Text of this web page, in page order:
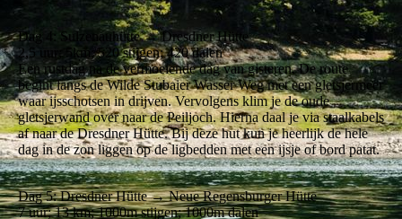
Dag 4: Sulzenauhütte → Dresdner Hütte
2,5 uur; 5km; 520 stijgen; 420 dalen
Een rustdag na de vermoeiende dag van gisteren. De route
begint langs de Wilde Stubaier Wasser Weg met een gletsjermeer
waar ijsschotsen in drijven. Vervolgens klim je de oude
gletsjerwand over naar de Peiljoch. Hierna daal je via staalkabels
af naar de Dresdner Hütte. Bij deze hut kun je heerlijk de hele
dag in de zon liggen op de ligbedden met een ijsje of bord patat.
Dag 5: Dresdner Hütte → Neue Regensburger Hütte
7 uur; 13 km; 1000m stijgen; 1000m dalen